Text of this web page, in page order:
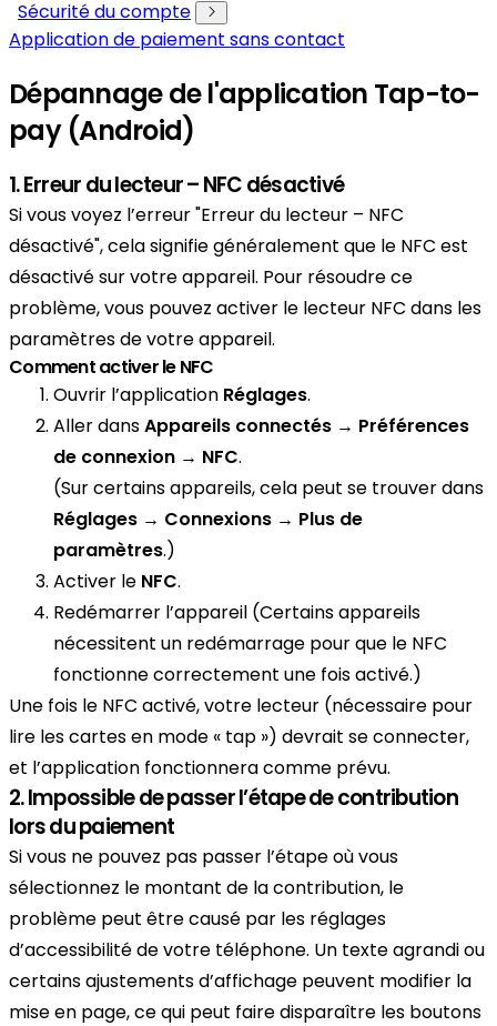
Sécurité du compte
Application de paiement sans contact
Dépannage de l'application Tap-to-
pay (Android)
1. Erreur du lecteur – NFC désactivé
Si vous voyez l’erreur "Erreur du lecteur – NFC
désactivé", cela signifie généralement que le NFC est
désactivé sur votre appareil. Pour résoudre ce
problème, vous pouvez activer le lecteur NFC dans les
paramètres de votre appareil.
Comment activer le NFC
Ouvrir l’application Réglages.
Aller dansAppareils connectés → Préférences
de connexion → NFC.
(Sur certains appareils, cela peut se trouver dans
Réglages → Connexions → Plus de
paramètres.)
Activer le NFC.
Redémarrer l’appareil (Certains appareils
nécessitent un redémarrage pour que le NFC
fonctionne correctement une fois activé.)
Une fois le NFC activé, votre lecteur (nécessaire pour
lire les cartes en mode « tap ») devrait se connecter,
et l’application fonctionnera comme prévu.
2. Impossible de passer l’étape de contribution
lors du paiement
Si vous ne pouvez pas passer l’étape où vous
sélectionnez le montant de la contribution, le
problème peut être causé par les réglages
d’accessibilité de votre téléphone. Un texte agrandi ou
certains ajustements d’affichage peuvent modifier la
mise en page, ce qui peut faire disparaître les boutons